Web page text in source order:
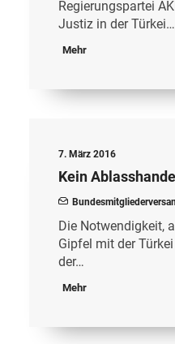
Regierungspartei
Justiz in der Türkei…
Mehr
7. März 2016
Kein
Die Notwendigkeit,
Gipfel mit der
der…
Mehr